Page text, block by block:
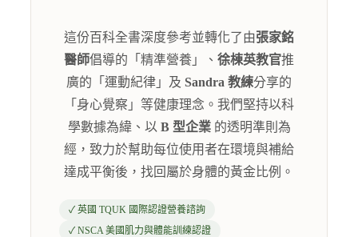
這份百科全書深度參考並轉化了由張家銘
醫師倡導的「精準營養」、 徐棟英教官推
廣的「運動紀律」及 Sandra 教練分享的
「身心覺察」等健康理念。我們堅持以科
學數據為緯、以 B 型企業的透明準則為
經，致力於幫助每位使用者在環境與補給
達成平衡後，找回屬於身體的黃金比例。
✓ 英國 TQUK 國際認證營養諮詢
✓ NSCA 美國肌力與體能訓練認證